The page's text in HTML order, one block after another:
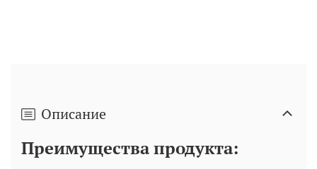
Описание
Преимущества продукта: